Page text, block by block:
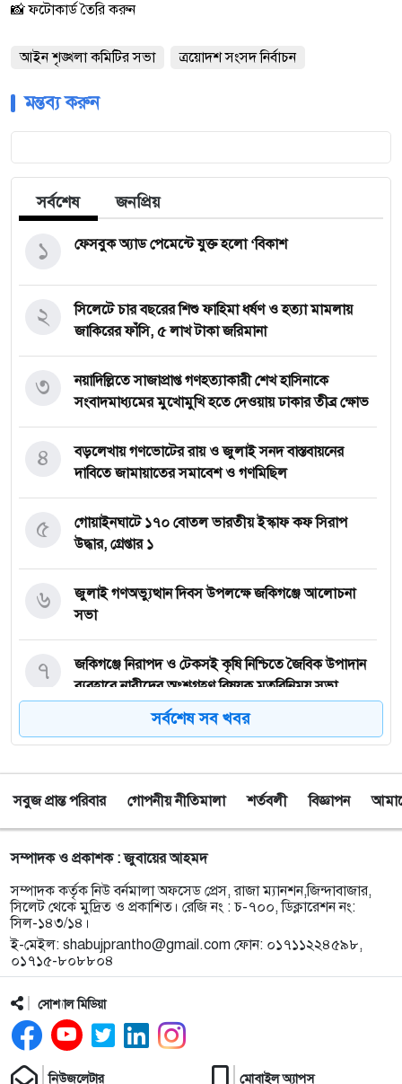
📸 ফটোকার্ড তৈরি করুন
আইন শৃঙ্খলা কমিটির সভা ত্রয়োদশ সংসদ নির্বাচন
মন্তব্য করুন
সর্বশেষ জনপ্রিয়
ফেসবুক অ্যাড পেমেন্টে যুক্ত হলো ‘বিকাশ
১
সিলেটে চার বছরের শিশু ফাহিমা ধর্ষণ ও হত্যা মামলায়
জাকিরের ফাঁসি, ৫ লাখ টাকা জরিমানা
২
নয়াদিল্লিতে সাজাপ্রাপ্ত গণহত্যাকারী শেখ হাসিনাকে
সংবাদমাধ্যমের মুখোমুখি হতে দেওয়ায় ঢাকার তীব্র ক্ষোভ
৩
বড়লেখায় গণভোটের রায় ও জুলাই সনদ বাস্তবায়নের
দাবিতে জামায়াতের সমাবেশ ও গণমিছিল
৪
গোয়াইনঘাটে ১৭০ বোতল ভারতীয় ইস্কাফ কফ সিরাপ
উদ্ধার, গ্রেপ্তার ১
৫
জুলাই গণঅভ্যুত্থান দিবস উপলক্ষে জকিগঞ্জে আলোচনা
সভা
৬
জকিগঞ্জে নিরাপদ ও টেকসই কৃষি নিশ্চিতে জৈবিক উপাদান
ব্যবহারে নারীদের অংশগ্রহণ বিষয়ক মতবিনিময় সভা
৭
টাঙ্গুয়ার হাওর অবৈধভাবে অনুপ্রবেশের দায়ে ৬ হাউসবোটে
৮
সেপ্টেম্বর থেকে সিলেট ওসমানী বিমানবন্দরে ফের বিদেশি
ফ্লাইট চালু করছে সালামএয়ার
৯
জকিগঞ্জে প্রাইম মিনিস্টার্স গোল্ডকাপ ফুটবল টুর্নামেন্ট
উপলক্ষে প্রস্তুতিমূলক সভা
১০
যশোরের স্কুলছাত্রীকে নিয়ে সিলেটে আত্মগোপন, মাজার
গেট থেকে গ্রেফতার হবিগঞ্জের যুবক
১১
বালাউটে ফ্রি চক্ষু চিকিৎসা ক্যাম্প : প্রায় ৫ শত রোগী
পেলেন চিকিৎসাসেবা, ছানি অপারেশনের জন্য ১৬২ জন
১২
সর্বশেষ সব খবর
সবুজ প্রান্ত পরিবার গোপনীয় নীতিমালা শর্তবলী বিজ্ঞাপন
সম্পাদক ও প্রকাশক : জুবায়ের আহমদ
সম্পাদক কর্তৃক নিউ বর্নমালা অফসেড প্রেস, রাজা ম্যানশন,জিন্দাবাজার,
সিলেট থেকে মুদ্রিত ও প্রকাশিত। রেজি নং : চ-৭০০, ডিক্লারেশন নং:
সিল-১৪৩/১৪।
ই-মেইল: shabujprantho@gmail.com ফোন: ০১৭১১২২৪৫৯৮,
০১৭১৫-৮০৮৮০৪
সোশ্যাল মিডিয়া
নিউজলেটার মোবাইল অ্যাপস